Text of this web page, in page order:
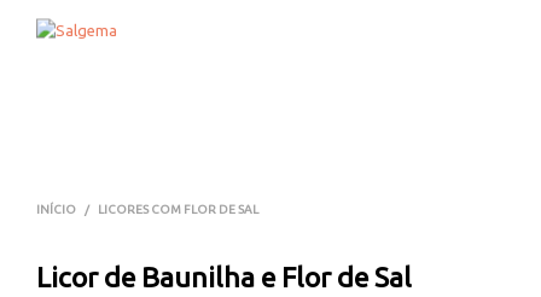
INÍCIO / LICORES COM FLOR DE SAL
Licor de Baunilha e Flor de Sal